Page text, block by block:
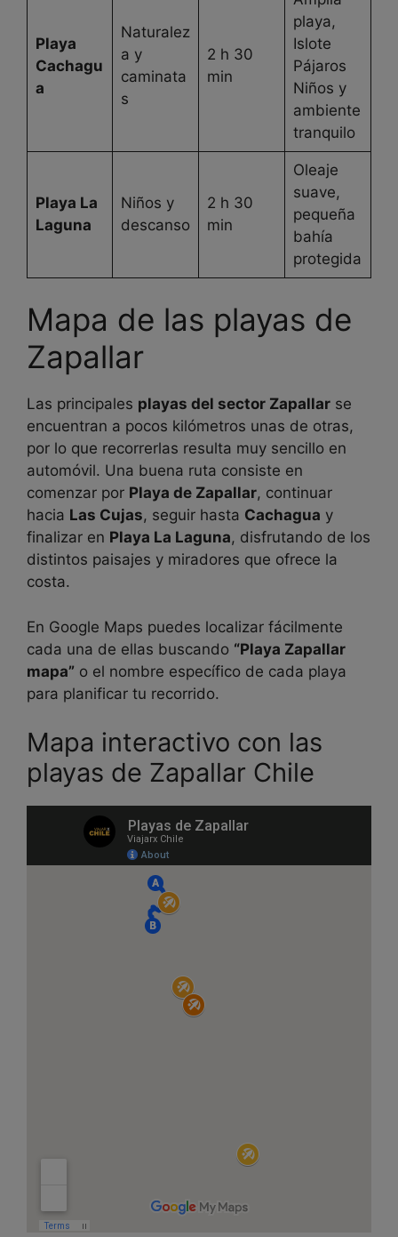
Playa
Cachagu
a
Naturalez
a y
caminata
s
2 h 30
min
playa,
Islote
Pájaros
Niños y
ambiente
tranquilo
Playa La
Laguna
Niños y
descanso
2 h 30
min
Oleaje
suave,
pequeña
bahía
protegida
Mapa de las playas de
Zapallar
Las principales playas del sector Zapallar se
encuentran a pocos kilómetros unas de otras,
por lo que recorrerlas resulta muy sencillo en
automóvil. Una buena ruta consiste en
comenzar por Playa de Zapallar, continuar
hacia Las Cujas, seguir hasta Cachagua y
finalizar en Playa La Laguna, disfrutando de los
distintos paisajes y miradores que ofrece la
costa.
En Google Maps puedes localizar fácilmente
cada una de ellas buscando “Playa Zapallar
mapa” o el nombre específico de cada playa
para planificar tu recorrido.
Mapa interactivo con las
playas de Zapallar Chile